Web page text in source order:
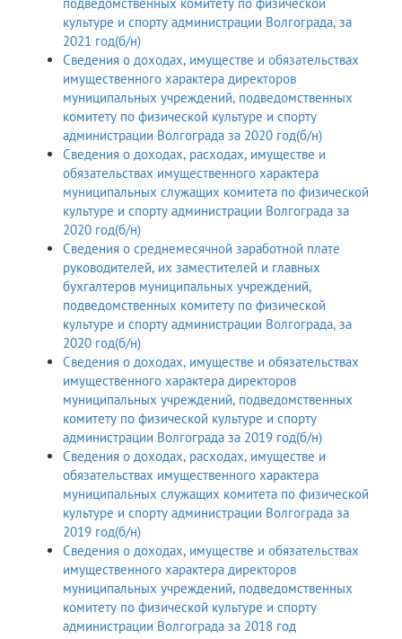
культуре и спорту администрации Волгограда, за
2021 год(б/н)
Сведения о доходах, имуществе и обязательствах
имущественного характера директоров
муниципальных учреждений, подведомственных
комитету по физической культуре и спорту
администрации Волгограда за 2020 год(б/н)
Сведения о доходах, расходах, имуществе и
обязательствах имущественного характера
муниципальных служащих комитета по физической
культуре и спорту администрации Волгограда за
2020 год(б/н)
Сведения о среднемесячной заработной плате
руководителей, их заместителей и главных
бухгалтеров муниципальных учреждений,
подведомственных комитету по физической
культуре и спорту администрации Волгограда, за
2020 год(б/н)
Сведения о доходах, имуществе и обязательствах
имущественного характера директоров
муниципальных учреждений, подведомственных
комитету по физической культуре и спорту
администрации Волгограда за 2019 год(б/н)
Сведения о доходах, расходах, имуществе и
обязательствах имущественного характера
муниципальных служащих комитета по физической
культуре и спорту администрации Волгограда за
2019 год(б/н)
Сведения о доходах, имуществе и обязательствах
имущественного характера директоров
муниципальных учреждений, подведомственных
комитету по физической культуре и спорту
администрации Волгограда за 2018 год